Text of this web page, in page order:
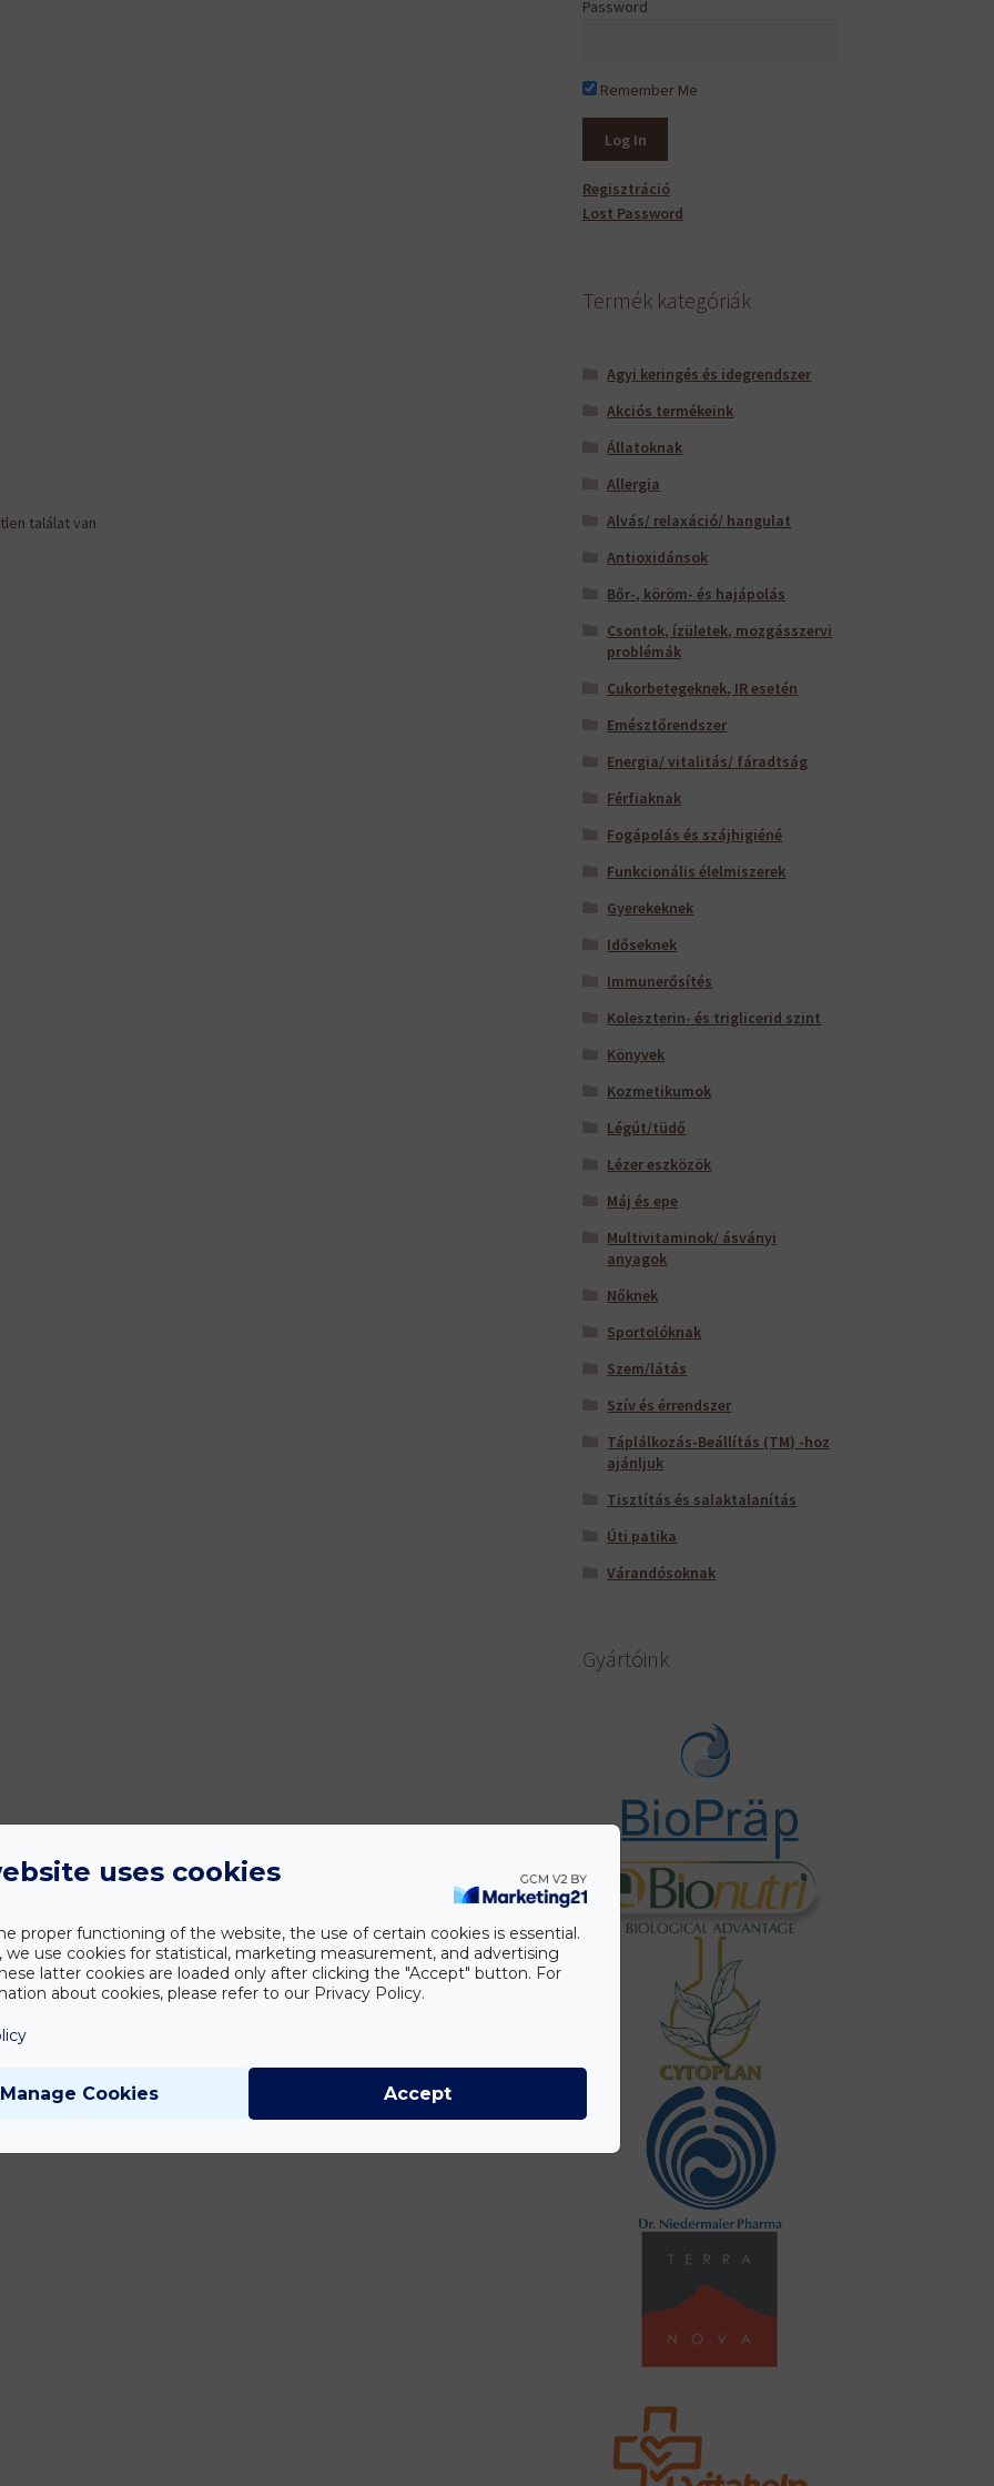
találat van
Password
Remember Me
Regisztráció
Lost Password
Termék kategóriák
Agyi keringés és idegrendszer
Akciós termékeink
Állatoknak
Allergia
Alvás/ relaxáció/ hangulat
Antioxidánsok
Bőr-, köröm- és hajápolás
Csontok, ízületek, mozgásszervi
problémák
Cukorbetegeknek, IR esetén
Emésztőrendszer
Energia/ vitalitás/ fáradtság
Férfiaknak
Fogápolás és szájhigiéné
Funkcionális élelmiszerek
Gyerekeknek
Időseknek
Immunerősítés
Koleszterin- és triglicerid szint
Könyvek
Kozmetikumok
Légút/tüdő
Lézer eszközök
Máj és epe
Multivitaminok/ ásványi
anyagok
Nőknek
Sportolóknak
Szem/látás
Szív és érrendszer
Táplálkozás-Beállítás (TM) -hoz
ajánljuk
Tisztítás és salaktalanítás
Úti patika
Várandósoknak
Gyártóink
uses cookies
proper functioning of the website, the use of certain cookies is essential.
we use cookies for statistical, marketing measurement, and advertising
latter cookies are loaded only after clicking the "Accept" button. For
about cookies, please refer to our Privacy Policy.
Manage Cookies Accept